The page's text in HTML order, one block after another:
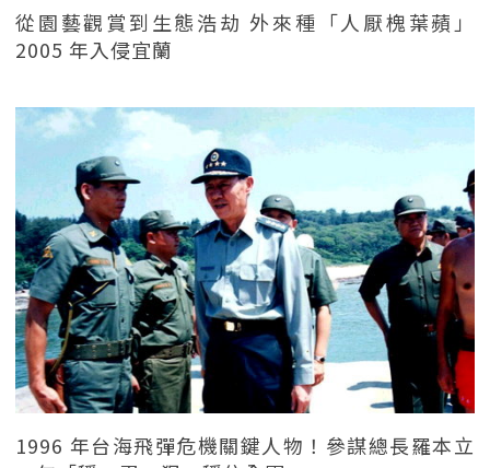
從園藝觀賞到生態浩劫 外來種「人厭槐葉蘋」
2005 年入侵宜蘭
1996 年台海飛彈危機關鍵人物！參謀總長羅本立